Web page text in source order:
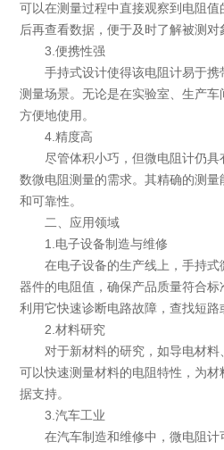
可以在测量过程中直接观察到电阻
后再查看数据，便于及时了解被测对
3.便携性强
手持式设计使得该电阻计易于携
测量场景。无论是在实验室、生产
方便地使用。
4.精度高
尽管体积小巧，但微电阻计仍具
数微电阻测量的需求。其精确的测
和可靠性。
二、应用领域
1.电子设备制造与维修
在电子设备的生产线上，手持式
器件的电阻值，确保产品质量符合
利用它快速诊断电路故障，查找短路
2.材料研究
对于新材料的研究，如导电材料
可以快速测量材料的电阻特性，为
据支持。
3.汽车工业
在汽车制造和维修中，微电阻计